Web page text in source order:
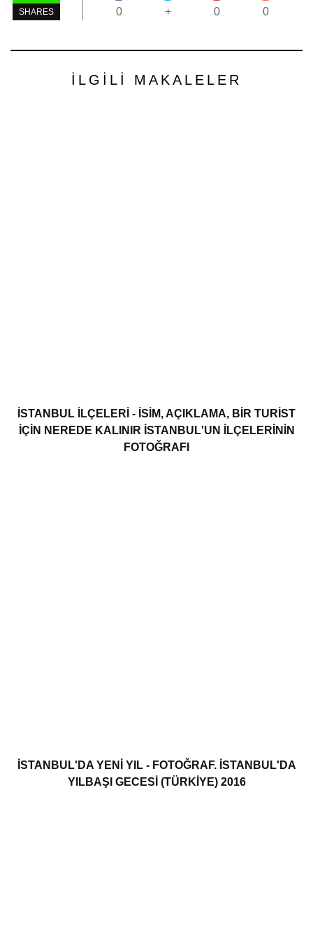
SHARES 0 + 0 0
İLGILI MAKALELER
İSTANBUL ILÇELERI - ISIM, AÇIKLAMA, BIR TURIST
IÇIN NEREDE KALINIR İSTANBUL'UN ILÇELERININ
FOTOĞRAFI
İSTANBUL'DA YENI YIL - FOTOĞRAF. İSTANBUL'DA
YILBAŞI GECESI (TÜRKIYE) 2016